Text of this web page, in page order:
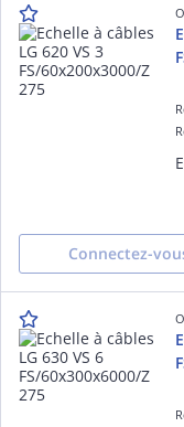
Connectez-